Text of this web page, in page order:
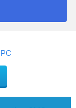
PC